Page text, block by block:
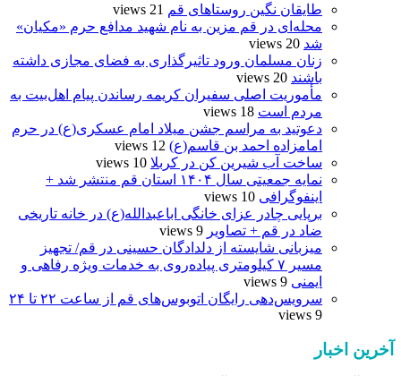
طایقان نگین روستاهای قم 21 views
محله‌ای در قم مزین به نام شهید مدافع حرم «مکیان»
شد 20 views
زنان مسلمان ورود تاثیرگذاری به فضای مجازی داشته
باشند 20 views
مأموریت اصلی سفیران کریمه رساندن پیام اهل‌بیت به
مردم است 18 views
دعوتید به مراسم جشن میلاد امام عسکری(ع) در حرم
امامزاده احمد بن قاسم(ع) 12 views
ساخت آب شیرین کن در کربلا 10 views
نمایه جمعیتی سال ۱۴۰۴ استان قم منتشر شد +
اینفوگرافی 10 views
برپایی چادر عزای خانگی اباعبدالله(ع) در خانه تاریخی
ضاد در قم + تصاویر 9 views
میزبانی شایسته از دلدادگان حسینی در قم/ تجهیز
مسیر ۷ کیلومتری پیاده‌روی به خدمات ویژه رفاهی و
ایمنی 9 views
سرویس‌دهی رایگان اتوبوس‌های قم از ساعت ۲۲ تا ۲۴
9 views
آخرین اخبار